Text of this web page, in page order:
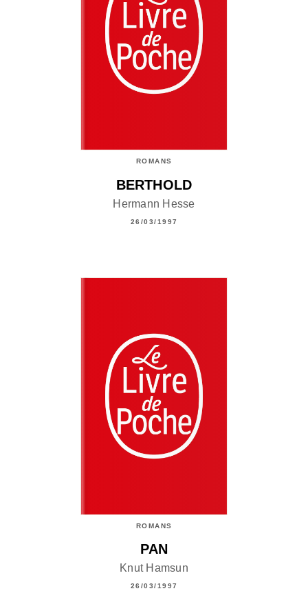
ROMANS
BERTHOLD
Hermann Hesse
26/03/1997
ROMANS
PAN
Knut Hamsun
26/03/1997